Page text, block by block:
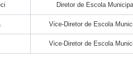
Diretor de Escola
Vice-Diretor de Escola
Vice-Diretor de Escola